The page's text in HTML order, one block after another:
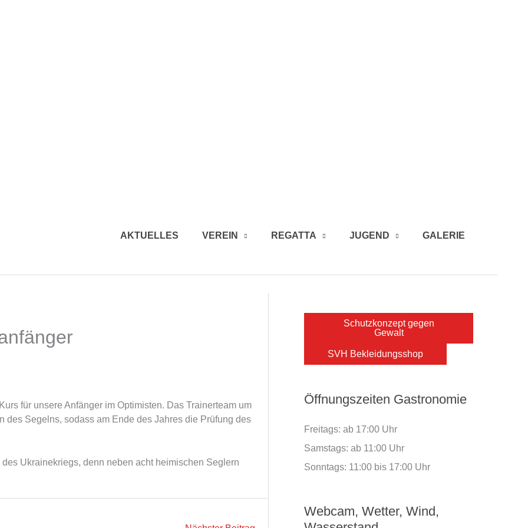
AKTUELLES VEREIN REGATTA JUGEND GALERIE
für unsere Anfänger im Optimisten. Das Trainerteam um
des Segelns, sodass am Ende des Jahres die Prüfung des
Ukrainekriegs, denn neben acht heimischen Seglern
Schutzkonzept gegen
Gewalt
SVH Bekleidungsshop
Öffnungszeiten Gastronomie
Freitags: ab 17:00 Uhr
Samstags: ab 11:00 Uhr
Sonntags: 11:00 bis 17:00 Uhr
Webcam, Wetter, Wind,